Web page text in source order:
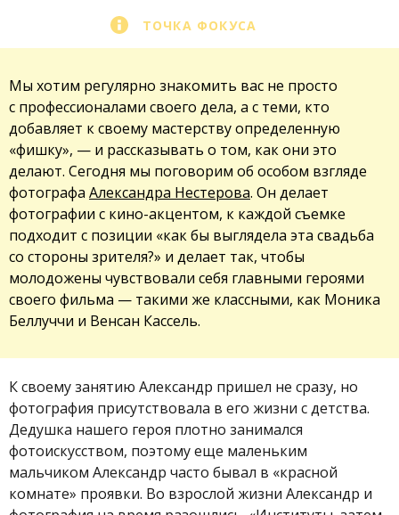
ТОЧКА ФОКУСА
Мы хотим регулярно знакомить вас не просто
с профессионалами своего дела, а с теми, кто
добавляет к своему мастерству определенную
«фишку», — и рассказывать о том, как они это
делают. Сегодня мы поговорим об особом взгляде
фотографа Александра Нестерова. Он делает
фотографии с кино-акцентом, к каждой съемке
подходит с позиции «как бы выглядела эта свадьба
со стороны зрителя?» и делает так, чтобы
молодожены чувствовали себя главными героями
своего фильма — такими же классными, как Моника
Беллуччи и Венсан Кассель.
К своему занятию Александр пришел не сразу, но
фотография присутствовала в его жизни с детства.
Дедушка нашего героя плотно занимался
фотоискусством, поэтому еще маленьким
мальчиком Александр часто бывал в «красной
комнате» проявки. Во взрослой жизни Александр и